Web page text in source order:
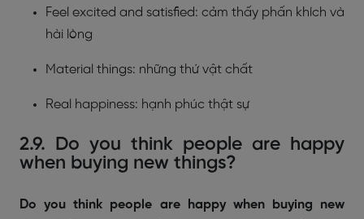
Feel excited and satisfied: cảm thấy phấn khích và
hài lòng
Material things: những thứ vật chất
Real happiness: hạnh phúc thật sự
2.9. Do you think people are happy
when buying new things?
Do you think people are happy when buying new